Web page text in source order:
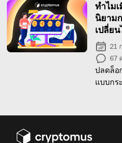
ทำไม
นิยาม
เปลี่ยน
21
67
ปลดล็อ
แบบกร